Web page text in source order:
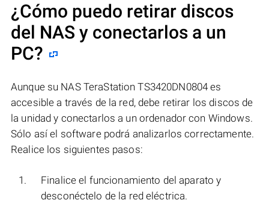
¿Cómo puedo retirar discos
del NAS y conectarlos a un
PC?
Aunque su NAS TeraStation TS3420DN0804 es
accesible a través de la red, debe retirar los discos de
la unidad y conectarlos a un ordenador con Windows.
Sólo así el software podrá analizarlos correctamente.
Realice los siguientes pasos:
Finalice el funcionamiento del aparato y
desconéctelo de la red eléctrica.